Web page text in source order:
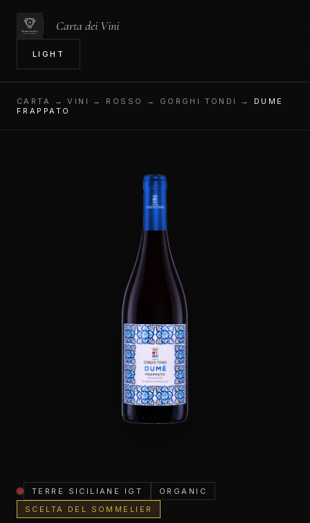
Carta dei Vini
LIGHT
CARTA → VINI → ROSSO → GORGHI TONDI → DUME
FRAPPATO
TERRE SICILIANE IGT
ORGANIC
SCELTA DEL SOMMELIER